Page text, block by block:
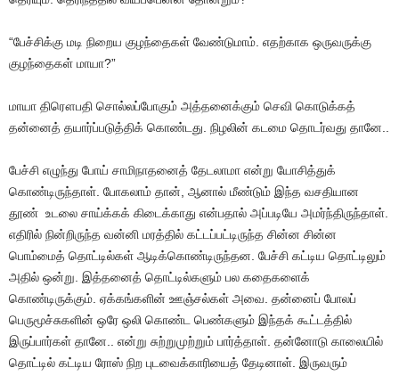
“பேச்சிக்கு மடி நிறைய குழந்தைகள் வேண்டுமாம். எதற்காக ஒருவருக்கு
குழந்தைகள் மாயா?”
மாயா திரௌபதி சொல்லப்போகும் அத்தனைக்கும் செவி கொடுக்கத்
தன்னைத் தயார்ப்படுத்திக் கொண்டது. நிழலின் கடமை தொடர்வது தானே..
பேச்சி எழுந்து போய் சாமிநாதனைத் தேடலாமா என்று யோசித்துக்
கொண்டிருந்தாள். போகலாம் தான், ஆனால் மீண்டும் இந்த வசதியான
தூண் உடலை சாய்க்கக் கிடைக்காது என்பதால் அப்படியே அமர்ந்திருந்தாள்.
எதிரில் நின்றிருந்த வன்னி மரத்தில் கட்டப்பட்டிருந்த சின்ன சின்ன
பொம்மைத் தொட்டில்கள் ஆடிக்கொண்டிருந்தன. பேச்சி கட்டிய தொட்டிலும்
அதில் ஒன்று. இத்தனைத் தொட்டில்களும் பல கதைகளைக்
கொண்டிருக்கும். ஏக்கங்களின் ஊஞ்சல்கள் அவை. தன்னைப் போலப்
பெருமூச்சுகளின் ஒரே ஒலி கொண்ட பெண்களும் இந்தக் கூட்டத்தில்
இருப்பார்கள் தானே.. என்று சுற்றுமுற்றும் பார்த்தாள். தன்னோடு காலையில்
தொட்டில் கட்டிய ரோஸ் நிற புடவைக்காரியைத் தேடினாள். இருவரும்